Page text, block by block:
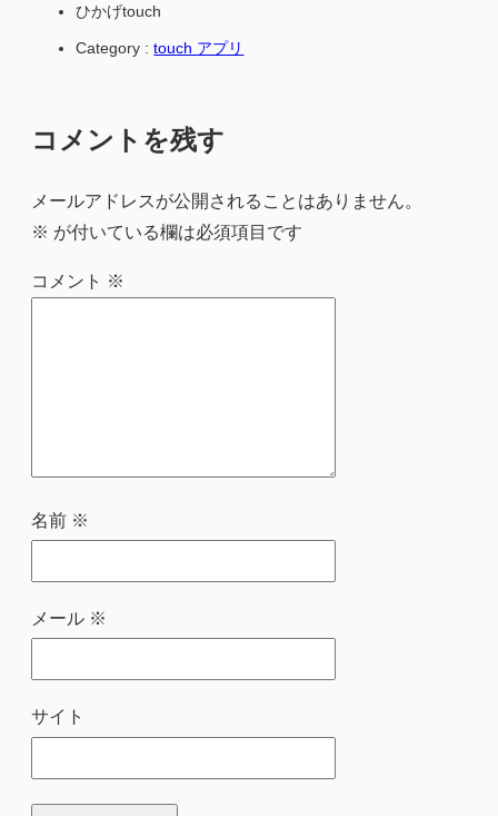
ひかげtouch
Category :touch アプリ
コメントを残す
メールアドレスが公開されることはありません。
※ が付いている欄は必須項目です
コメント ※
名前 ※
メール ※
サイト